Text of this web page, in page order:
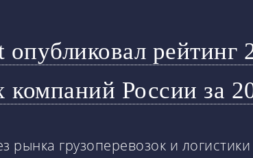
опубликовал
компаний России за
рынка грузоперевозок и